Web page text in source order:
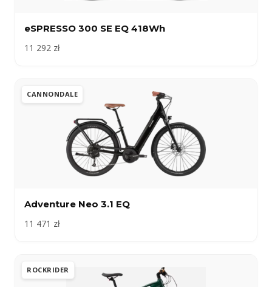
eSPRESSO 300 SE EQ 418Wh
11 292 zł
CANNONDALE
Adventure Neo 3.1 EQ
11 471 zł
ROCKRIDER